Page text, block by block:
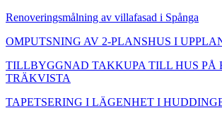
Renoveringsmålning av villafasad i Spånga
OMPUTSNING AV 2-PLANSHUS I
TILLBYGGNAD TAKKUPA TILL HUS PÅ
TRÄKVISTA
TAPETSERING I LÄGENHET I